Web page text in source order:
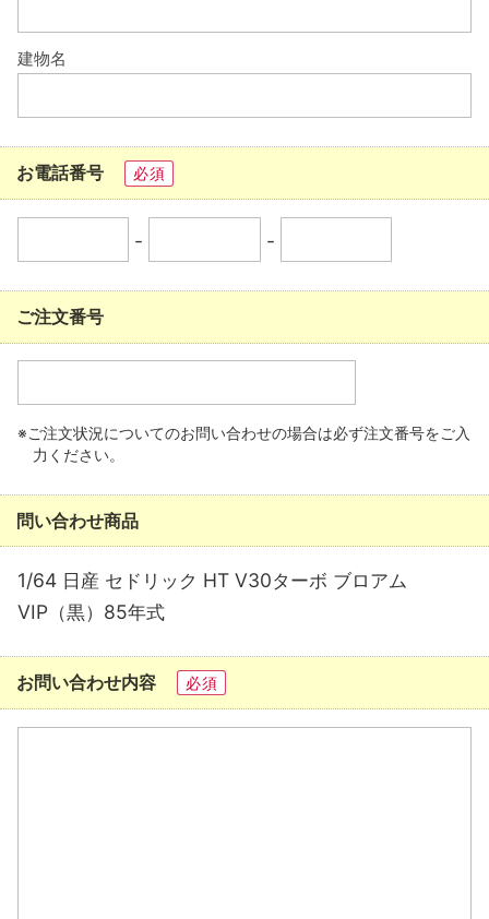
建物名
お電話番号 必須
- -
ご注文番号
※ご注文状況についてのお問い合わせの場合は必ず注文番号をご入
力ください。
問い合わせ商品
1/64 日産 セドリック HT V30ターボ ブロアム
VIP（黒）85年式
お問い合わせ内容 必須